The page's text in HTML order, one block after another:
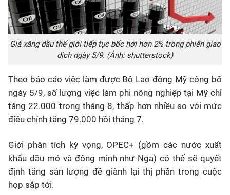
Giá xăng dầu thế giới tiếp tục bốc hơi hơn 2% trong phiên giao
dịch ngày 5/9. (Ảnh: shutterstock)
Theo báo cáo việc làm được Bộ Lao động Mỹ công bố
ngày 5/9, số lượng việc làm phi nông nghiệp tại Mỹ chỉ
tăng 22.000 trong tháng 8, thấp hơn nhiều so với mức
điều chỉnh tăng 79.000 hồi tháng 7.
Giới phân tích kỳ vọng, OPEC+ (gồm các nước xuất
khẩu dầu mỏ và đồng minh như Nga) có thể sẽ quyết
định tăng sản lượng để giành lại thị phần trong cuộc
họp sắp tới.